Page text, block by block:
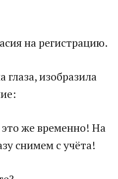
на регистрацию.
глаза, изобразила
же временно! На
снимем с учёта!